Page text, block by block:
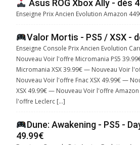
Asus ROG Xbox Ally - dès
Enseigne Prix Ancien Evolution Amazon
Valor Mortis - PS5 / XSX -
Enseigne Console Prix Ancien Evolution
Nouveau Voir l'offre Micromania PS5
Micromania XSX 39.99€ — Nouveau Voir
Nouveau Voir l'offre Fnac XSX 49.99€ —
XSX 49.99€ — Nouveau Voir l'offre
l'offre Leclerc […]
Dune: Awakening - PS5 -
49.99€